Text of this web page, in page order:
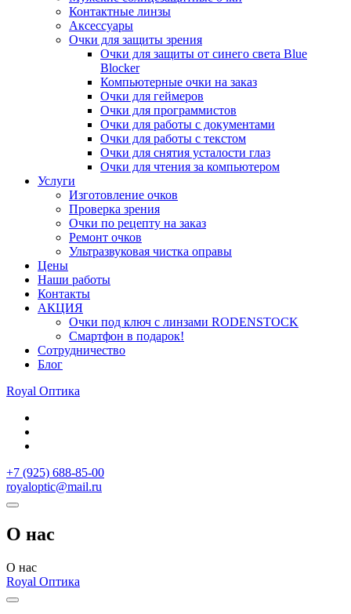
Контактные линзы
Аксессуары
Очки для защиты зрения
Очки для защиты от синего света Blue
Blocker
Компьютерные очки на заказ
Очки для геймеров
Очки для программистов
Очки для работы с документами
Очки для работы с текстом
Очки для снятия усталости глаз
Очки для чтения за компьютером
Услуги
Изготовление очков
Проверка зрения
Очки по рецепту на заказ
Ремонт очков
Ультразвуковая чистка оправы
Цены
Наши работы
Контакты
АКЦИЯ
Очки под ключ с линзами RODENSTOCK
Смартфон в подарок!
Сотрудничество
Блог
Royal Оптика
+7 (925) 688-85-00
royaloptic@mail.ru
О нас
О нас
Royal Оптика